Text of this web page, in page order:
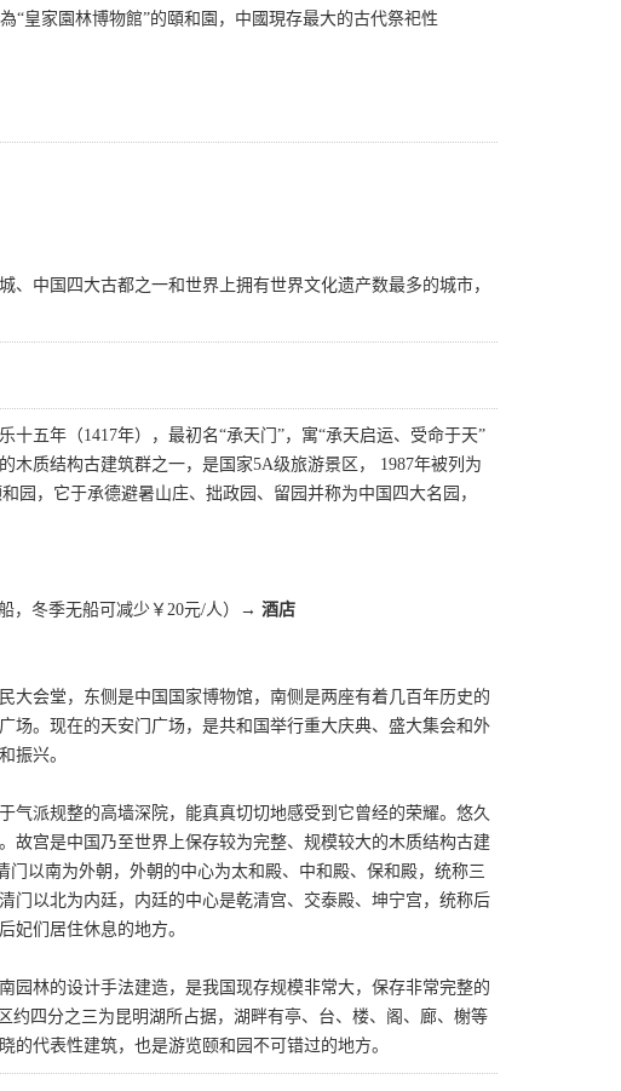
“皇家園林博物館”的頤和園，中國現存最大的古代祭祀性
中国四大古都之一和世界上拥有世界文化遗产数最多的城市，
五年（1417年），最初名“承天门”，寓“承天启运、受命于天”
质结构古建筑群之一，是国家5A级旅游景区， 1987年被列为
，它于承德避暑山庄、拙政园、留园并称为中国四大名园，
，冬季无船可减少￥20元/人）→ 酒店
大会堂，东侧是中国国家博物馆，南侧是两座有着几百年历史的
。现在的天安门广场，是共和国举行重大庆典、盛大集会和外
振兴。
气派规整的高墙深院，能真真切切地感受到它曾经的荣耀。悠久
故宫是中国乃至世界上保存较为完整、规模较大的木质结构古建
以南为外朝，外朝的中心为太和殿、中和殿、保和殿，统称三
门以北为内廷，内廷的中心是乾清宫、交泰殿、坤宁宫，统称后
妃们居住休息的地方。
园林的设计手法建造，是我国现存规模非常大，保存非常完整的
约四分之三为昆明湖所占据，湖畔有亭、台、楼、阁、廊、榭等
代表性建筑，也是游览颐和园不可错过的地方。